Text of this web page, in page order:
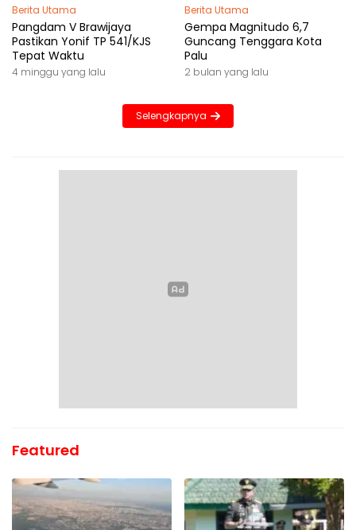
Berita Utama
Pangdam V Brawijaya
Pastikan Yonif TP 541/KJS
Tepat Waktu
4 minggu yang lalu
Berita Utama
Gempa Magnitudo 6,7
Guncang Tenggara Kota
Palu
2 bulan yang lalu
Selengkapnya
Featured